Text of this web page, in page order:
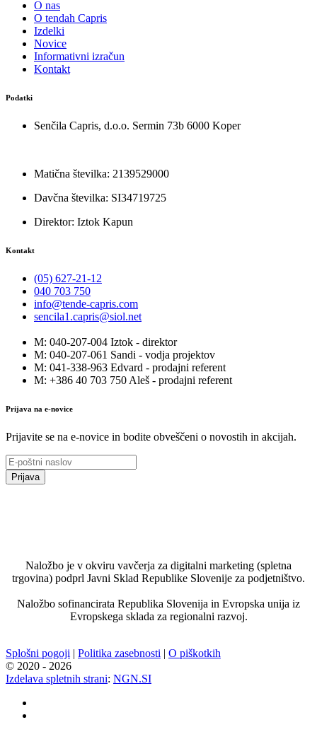
O nas
O tendah Capris
Izdelki
Novice
Informativni izračun
Kontakt
Podatki
Senčila Capris, d.o.o. Sermin 73b 6000 Koper
Matična številka: 2139529000
Davčna številka: SI34719725
Direktor: Iztok Kapun
Kontakt
(05) 627-21-12
040 703 750
info@tende-capris.com
sencila1.capris@siol.net
M: 040-207-004 Iztok - direktor
M: 040-207-061 Sandi - vodja projektov
M: 041-338-963 Edvard - prodajni referent
M: +386 40 703 750 Aleš - prodajni referent
Prijava na e-novice
Prijavite se na e-novice in bodite obveščeni o novostih in akcijah.
Prijava
Naložbo je v okviru vavčerja za digitalni marketing (spletna
trgovina) podprl Javni Sklad Republike Slovenije za podjetništvo.
Naložbo sofinancirata Republika Slovenija in Evropska unija iz
Evropskega sklada za regionalni razvoj.
Splošni pogoji | Politika zasebnosti | O piškotkih
© 2020 - 2026
Izdelava spletnih strani: NGN.SI